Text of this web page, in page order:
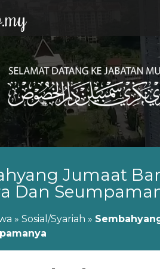
Jumaat
Dan
» Sosial/Syariah »